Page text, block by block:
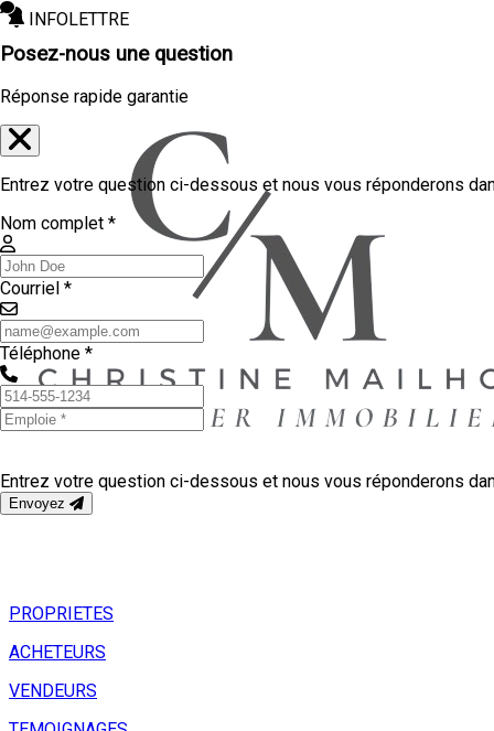
INFOLETTRE
PROPRIETES
ACHETEURS
VENDEURS
Posez-nous une question
Réponse rapide garantie
Entrez votre question ci-dessous et nous vous réponderons
Nom complet *
Courriel *
Téléphone *
Entrez votre question ci-dessous et nous vous réponderons
Envoyez